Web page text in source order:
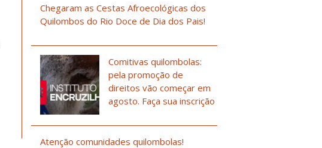
Chegaram as Cestas Afroecológicas dos
Quilombos do Rio Doce de Dia dos Pais!
Comitivas quilombolas:
pela promoção de
direitos vão começar em
agosto. Faça sua inscrição
Atenção comunidades quilombolas!